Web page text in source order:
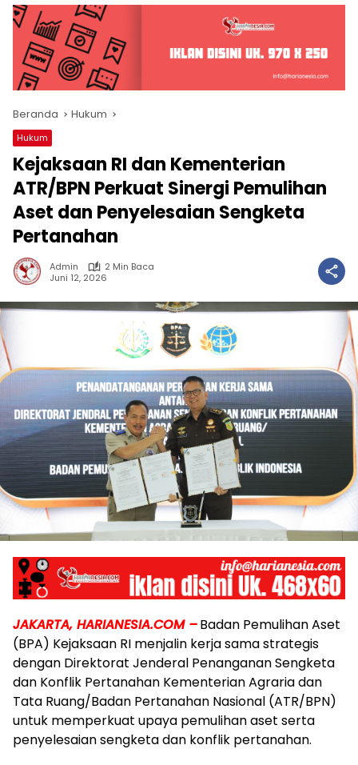
Beranda Hukum
Hukum
Kejaksaan RI dan Kementerian
ATR/BPN Perkuat Sinergi Pemulihan
Aset dan Penyelesaian Sengketa
Pertanahan
Admin
2 Min Baca
Juni 12, 2026
JAKARTA, HARIANESIA.COM –Badan Pemulihan Aset
(BPA) Kejaksaan RI menjalin kerja sama strategis
dengan Direktorat Jenderal Penanganan Sengketa
dan Konflik Pertanahan Kementerian Agraria dan
Tata Ruang/Badan Pertanahan Nasional (ATR/BPN)
untuk memperkuat upaya pemulihan aset serta
penyelesaian sengketa dan konflik pertanahan.